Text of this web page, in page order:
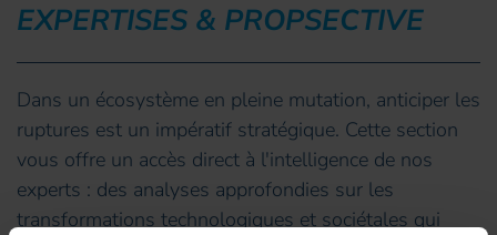
EXPERTISES & PROPSECTIVE
Dans un écosystème en pleine mutation, anticiper les
ruptures est un impératif stratégique. Cette section
vous offre un accès direct à l'intelligence de nos
experts : des analyses approfondies sur les
transformations technologiques et sociétales qui